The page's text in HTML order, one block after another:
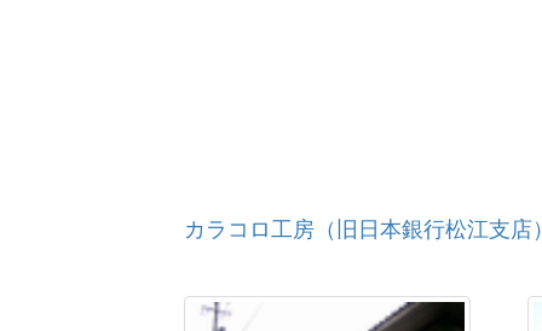
カラコロ工房（旧日本銀行松江支店